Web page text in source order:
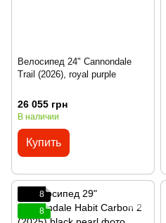
Велосипед 24" Cannondale
Trail (2026), royal purple
26 055 грн
В наличии
Купить
8
8